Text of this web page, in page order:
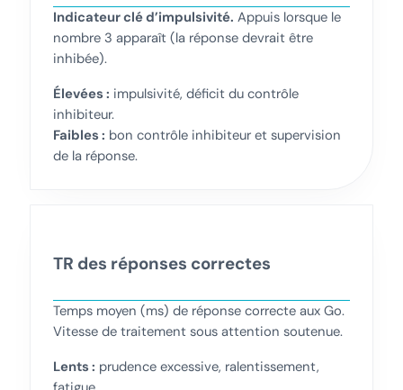
Indicateur clé d’impulsivité. Appuis lorsque le
nombre 3 apparaît (la réponse devrait être
inhibée).
Élevées : impulsivité, déficit du contrôle
inhibiteur.
Faibles : bon contrôle inhibiteur et supervision
de la réponse.
TR des réponses correctes
Temps moyen (ms) de réponse correcte aux Go.
Vitesse de traitement sous attention soutenue.
Lents : prudence excessive, ralentissement,